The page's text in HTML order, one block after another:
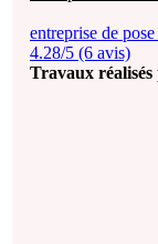
entreprise de
4.28/5 (6 avis)
Travaux